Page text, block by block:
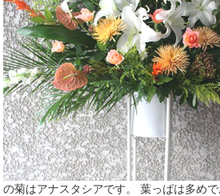
の菊はアナスタシアです。 葉っぱは多め